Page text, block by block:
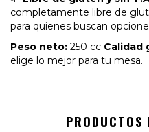
completamente libre de
para quienes buscan
Peso neto: 250 cc Calidad
elige lo mejor para tu mesa.
PRODUCTOS